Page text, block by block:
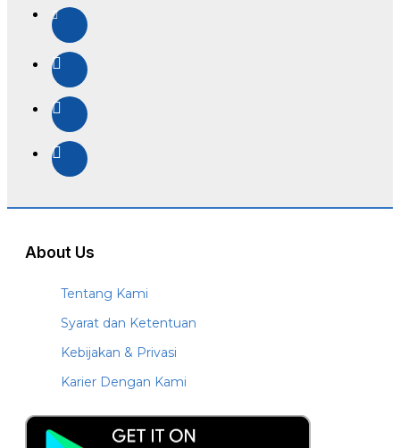
About Us
Tentang Kami
Syarat dan Ketentuan
Kebijakan & Privasi
Karier Dengan Kami